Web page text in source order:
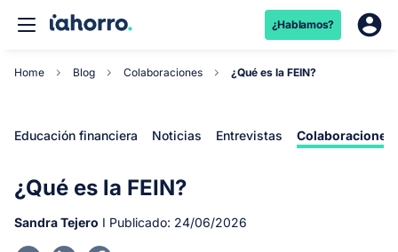
¿Hablamos?
Home Blog Colaboraciones ¿Qué es la FEIN?
Educación financiera Noticias Entrevistas Colaboraciones
¿Qué es la FEIN?
Sandra Tejero I Publicado: 24/06/2026